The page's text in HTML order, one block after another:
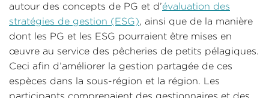
autour des concepts de PG et d’évaluation des
stratégies de gestion (ESG), ainsi que de la manière
dont les PG et les ESG pourraient être mises en
œuvre au service des pêcheries de petits pélagiques.
Ceci afin d’améliorer la gestion partagée de ces
espèces dans la sous-région et la région. Les
participants comprenaient des gestionnaires et des